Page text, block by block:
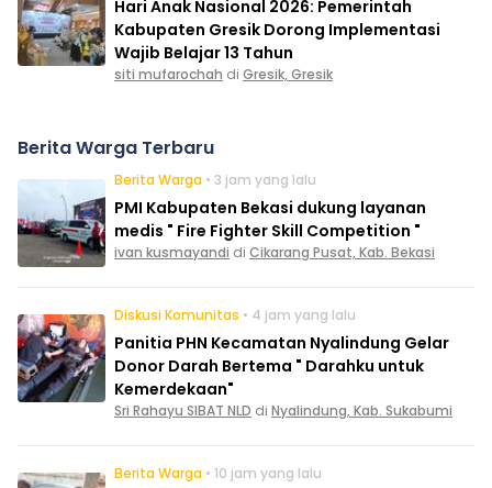
Hari Anak Nasional 2026: Pemerintah
Kabupaten Gresik Dorong Implementasi
Wajib Belajar 13 Tahun
siti mufarochah di Gresik, Gresik
Berita Warga Terbaru
Berita Warga • 3 jam yang lalu
PMI Kabupaten Bekasi dukung layanan
medis " Fire Fighter Skill Competition "
ivan kusmayandi di Cikarang Pusat, Kab. Bekasi
Diskusi Komunitas • 4 jam yang lalu
Panitia PHN Kecamatan Nyalindung Gelar
Donor Darah Bertema " Darahku untuk
Kemerdekaan"
Sri Rahayu SIBAT NLD di Nyalindung, Kab. Sukabumi
Berita Warga • 10 jam yang lalu